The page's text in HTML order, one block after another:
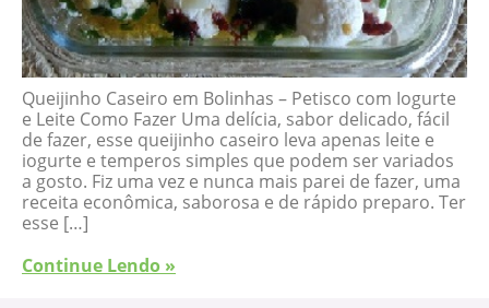
Queijinho Caseiro em Bolinhas – Petisco com Iogurte
e Leite Como Fazer Uma delícia, sabor delicado, fácil
de fazer, esse queijinho caseiro leva apenas leite e
iogurte e temperos simples que podem ser variados
a gosto. Fiz uma vez e nunca mais parei de fazer, uma
receita econômica, saborosa e de rápido preparo. Ter
esse […]
Continue Lendo »